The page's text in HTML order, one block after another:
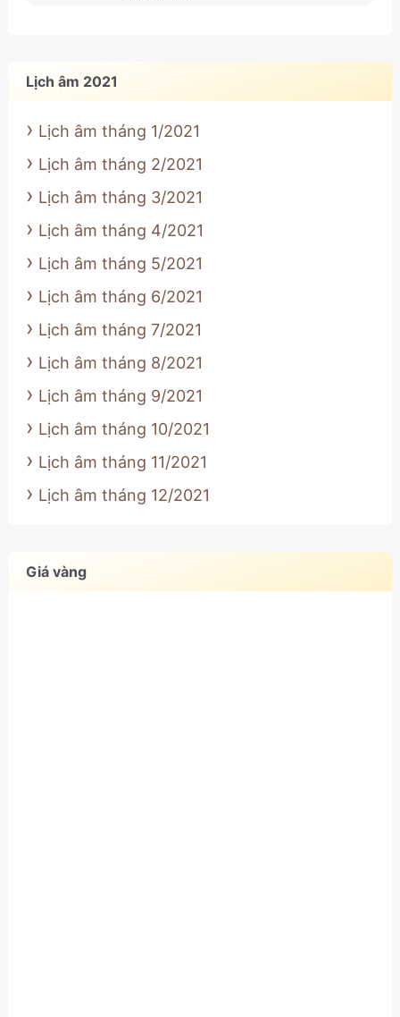
Lịch âm 2021
Lịch âm tháng 1/2021
Lịch âm tháng 2/2021
Lịch âm tháng 3/2021
Lịch âm tháng 4/2021
Lịch âm tháng 5/2021
Lịch âm tháng 6/2021
Lịch âm tháng 7/2021
Lịch âm tháng 8/2021
Lịch âm tháng 9/2021
Lịch âm tháng 10/2021
Lịch âm tháng 11/2021
Lịch âm tháng 12/2021
Giá vàng